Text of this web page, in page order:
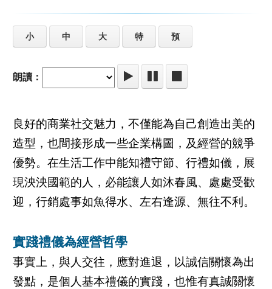
小 中 大 特 預
朗讀：
良好的商業社交魅力，不僅能為自己創造出美的
造型，也間接形成一些企業構圖，及經營的競爭
優勢。在生活工作中能知禮守節、行禮如儀，展
現泱泱國範的人，必能讓人如沐春風、處處受歡
迎，行銷處事如魚得水、左右逢源、無往不利。
實踐禮儀為經營哲學
事實上，與人交往，應對進退，以誠信關懷為出
發點，是個人基本禮儀的實踐，也惟有真誠關懷